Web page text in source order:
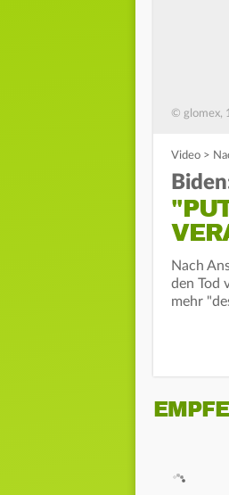
© glomex,
Video >
Nach
den Tod
mehr